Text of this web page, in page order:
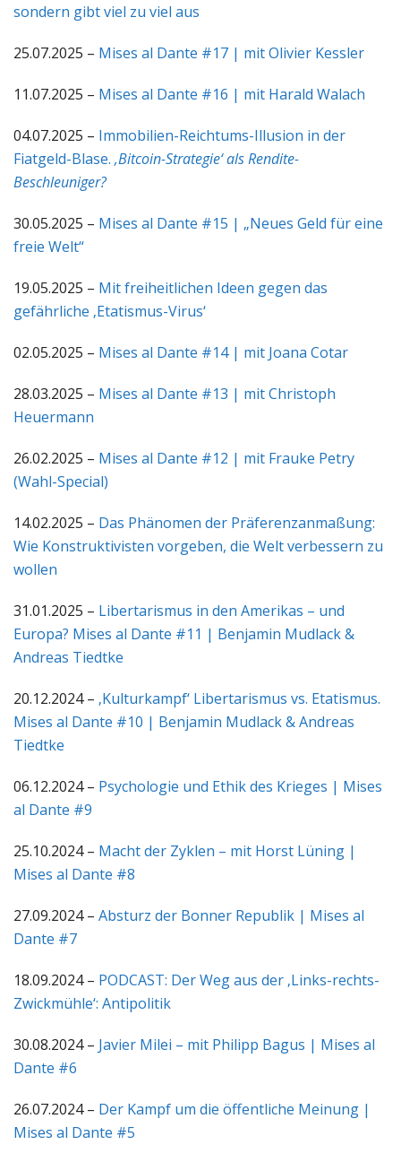
sondern gibt viel zu viel aus
25.07.2025 – Mises al Dante #17 | mit Olivier Kessler
11.07.2025 – Mises al Dante #16 | mit Harald Walach
04.07.2025 – Immobilien-Reichtums-Illusion in der
Fiatgeld-Blase. ‚Bitcoin-Strategie‘ als Rendite-
Beschleuniger?
30.05.2025 – Mises al Dante #15 | „Neues Geld für eine
freie Welt“
19.05.2025 – Mit freiheitlichen Ideen gegen das
gefährliche ‚Etatismus-Virus‘
02.05.2025 – Mises al Dante #14 | mit Joana Cotar
28.03.2025 – Mises al Dante #13 | mit Christoph
Heuermann
26.02.2025 – Mises al Dante #12 | mit Frauke Petry
(Wahl-Special)
14.02.2025 – Das Phänomen der Präferenzanmaßung:
Wie Konstruktivisten vorgeben, die Welt verbessern zu
wollen
31.01.2025 – Libertarismus in den Amerikas – und
Europa? Mises al Dante #11 | Benjamin Mudlack &
Andreas Tiedtke
20.12.2024 – ‚Kulturkampf‘ Libertarismus vs. Etatismus.
Mises al Dante #10 | Benjamin Mudlack & Andreas
Tiedtke
06.12.2024 – Psychologie und Ethik des Krieges | Mises
al Dante #9
25.10.2024 – Macht der Zyklen – mit Horst Lüning |
Mises al Dante #8
27.09.2024 – Absturz der Bonner Republik | Mises al
Dante #7
18.09.2024 – PODCAST: Der Weg aus der ‚Links-rechts-
Zwickmühle‘: Antipolitik
30.08.2024 – Javier Milei – mit Philipp Bagus | Mises al
Dante #6
26.07.2024 – Der Kampf um die öffentliche Meinung |
Mises al Dante #5